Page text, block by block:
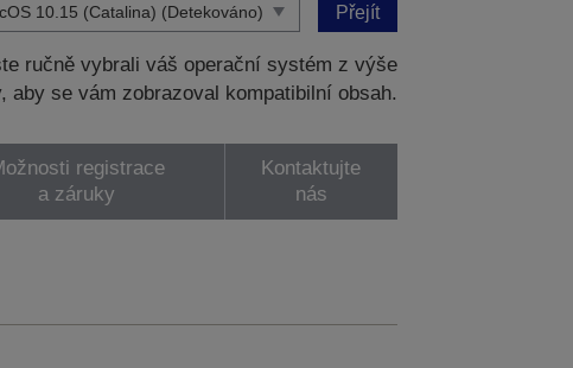
Přejít
ručně vybrali váš operační systém z výše
aby se vám zobrazoval kompatibilní obsah.
registrace
a záruky
Kontaktujte
nás